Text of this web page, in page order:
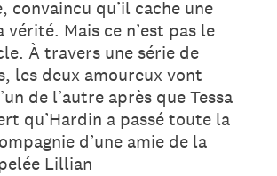
convaincu qu’il cache une
Mais ce n’est pas le
À travers une série de
les deux amoureux vont
de l’autre après que Tessa
qu’Hardin a passé toute la
d’une amie de la
Lillian